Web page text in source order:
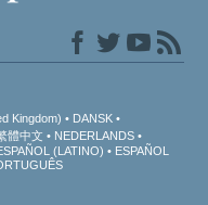
Kingdom)
DANSK
體中文
NEDERLANDS
(LATINO)
ESPAÑOL